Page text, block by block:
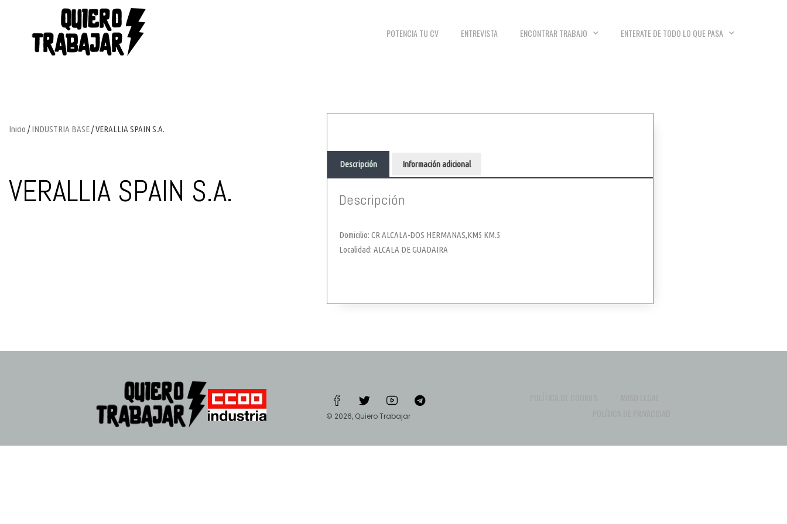
POTENCIA TU CV ENTREVISTA ENCONTRAR TRABAJO ENTERATE DE TODO LO QUE PASA
Inicio /INDUSTRIA BASE/ VERALLIA SPAIN S.A.
VERALLIA SPAIN S.A.
Descripción Información adicional
Descripción
Domicilio: CR ALCALA-DOS HERMANAS,KM5 KM.5
Localidad: ALCALA DE GUADAIRA
© 2026, Quiero Trabajar